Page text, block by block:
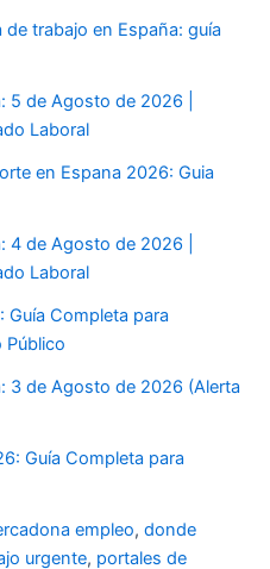
trabajo en España: guía
5 de Agosto de 2026 |
Laboral
en Espana 2026: Guia
4 de Agosto de 2026 |
Laboral
Completa para
Público
3 de Agosto de 2026 (Alerta
Guía Completa para
empleo, donde
urgente, portales de